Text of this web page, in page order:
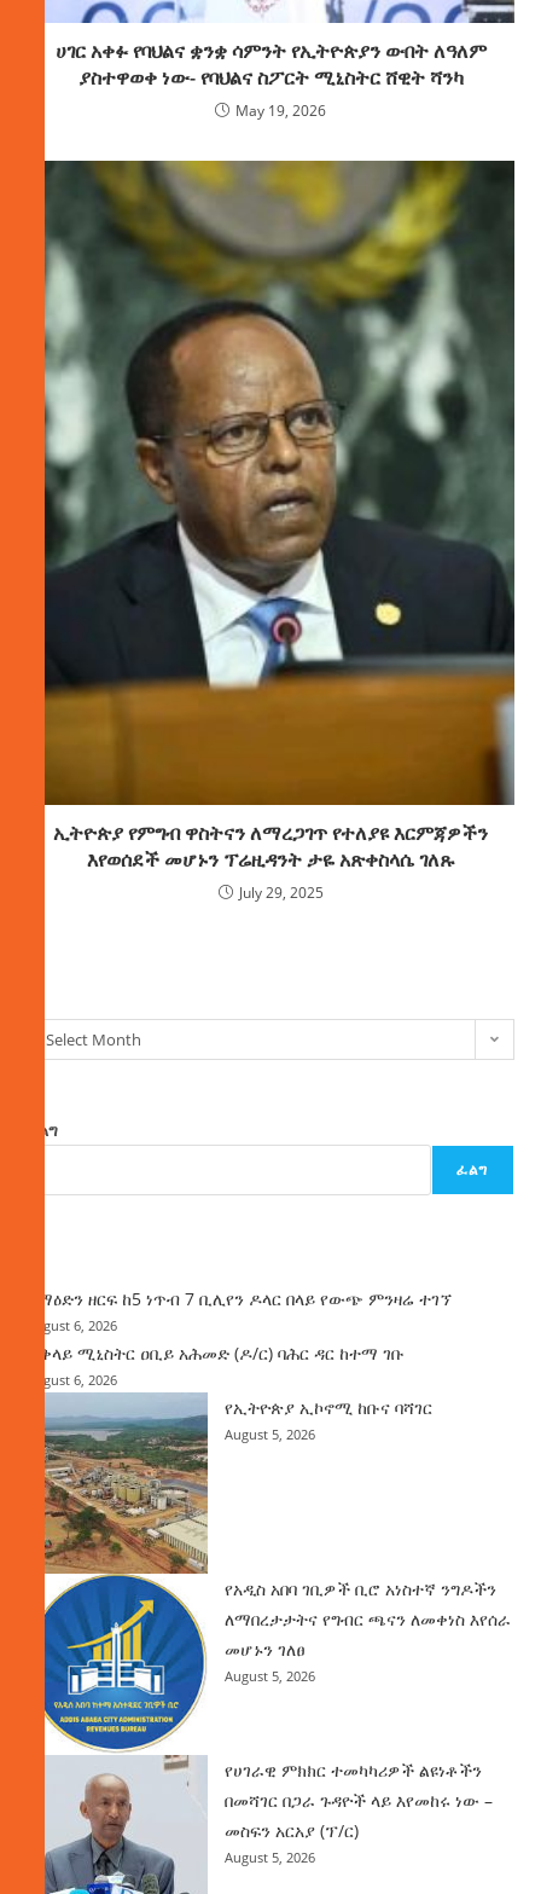
ሀገር አቀፉ የባህልና ቋንቋ ሳምንት የኢትዮጵያን ውበት ለዓለም
ያስተዋወቀ ነው- የባህልና ስፖርት ሚኒስትር ሸዊት ሻንካ
May 19, 2026
ኢትዮጵያ የምግብ ዋስትናን ለማረጋገጥ የተለያዩ እርምጃዎችን
እየወሰደች መሆኑን ፕሬዚዳንት ታዬ አጽቀስላሴ ገለጹ
July 29, 2025
Select Month
ፈልግ
ፈልግ
ከማዕድን ዘርፍ ከ5 ነጥብ 7 ቢሊየን ዶላር በላይ የውጭ ምንዛሬ ተገኘ
August 6, 2026
ጠቅላይ ሚኒስትር ዐቢይ አሕመድ (ዶ/ር) ባሕር ዳር ከተማ ገቡ
August 6, 2026
የኢትዮጵያ ኢኮኖሚ ከቡና ባሻገር
August 5, 2026
የአዲስ አበባ ገቢዎች ቢሮ አነስተኛ ንግዶችን
ለማበረታታትና የግብር ጫናን ለመቀነስ እየሰራ
መሆኑን ገለፀ
August 5, 2026
የሀገራዊ ምክክር ተመካካሪዎች ልዩነቶችን
በመሻገር በጋራ ጉዳዮች ላይ እየመከሩ ነው –
መስፍን አርአያ (ፕ/ር)
August 5, 2026